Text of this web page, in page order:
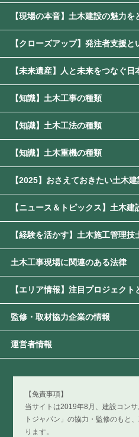
【現場の本音】土木建設の魅力を
【クローズアップ】発注者支援と
【未来遺産】人と未来をつなぐ日
【知識】土木工事の種類
【知識】土木工法の種類
【知識】土木重機の種類
【2025】おさえておきたい土木
【ニュース＆トピックス】土木建
【経験を活かす】土木施工管理技
土木工事現場に関連のある法律
【エリア情報】注目プロジェク
監修・取材協力企業の情報
運営者情報
【免責事項】
当サイトは2019年8月、建設コン
トジャパン」の協力・監修のもと
ります。